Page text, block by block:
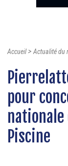
Accueil>Actualité du
pour
nationale
Piscine